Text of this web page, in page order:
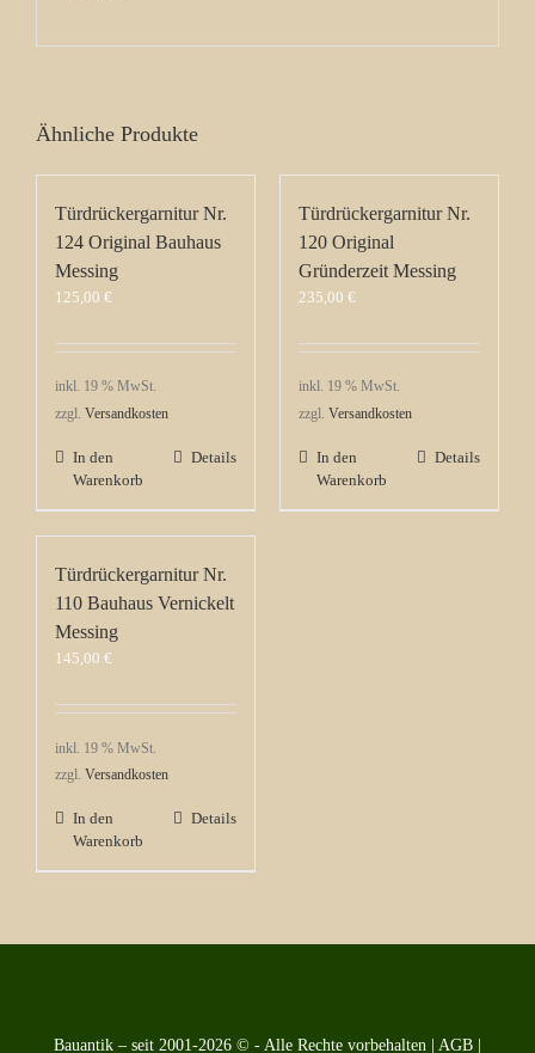
Ähnliche Produkte
Türdrückergarnitur Nr.
124 Original Bauhaus
Messing
125,00 €
inkl. 19 % MwSt.
zzgl. Versandkosten
In den
Warenkorb
Details
Türdrückergarnitur Nr.
120 Original
Gründerzeit Messing
235,00 €
inkl. 19 % MwSt.
zzgl. Versandkosten
In den
Warenkorb
Details
Türdrückergarnitur Nr.
110 Bauhaus Vernickelt
Messing
145,00 €
inkl. 19 % MwSt.
zzgl. Versandkosten
In den
Warenkorb
Details
Bauantik – seit 2001-2026 © - Alle Rechte vorbehalten | AGB